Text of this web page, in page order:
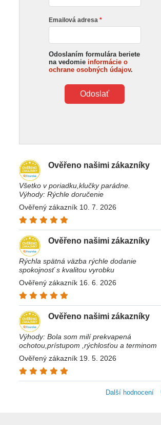
Emailová adresa
Odoslaním formulára beriete
na vedomie informácie o
ochrane osobných údajov.
Odoslať
Ověřeno našimi zákazníky
Všetko v poriadku,klučky parádne.
Výhody: Rýchle doručenie
Ověřený zákazník 10. 7. 2026
Ověřeno našimi zákazníky
Rýchla spätná väzba rýchle dodanie
spokojnosť s kvalitou vyrobku
Ověřený zákazník 16. 6. 2026
Ověřeno našimi zákazníky
Výhody: Bola som milí prekvapená
ochotou,prístupom ,rýchlosťou a terminom
Ověřený zákazník 19. 5. 2026
Další hodnocení